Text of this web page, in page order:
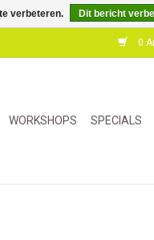
0
WORKSHOPS SPECIALS
verbeteren. Dit bericht